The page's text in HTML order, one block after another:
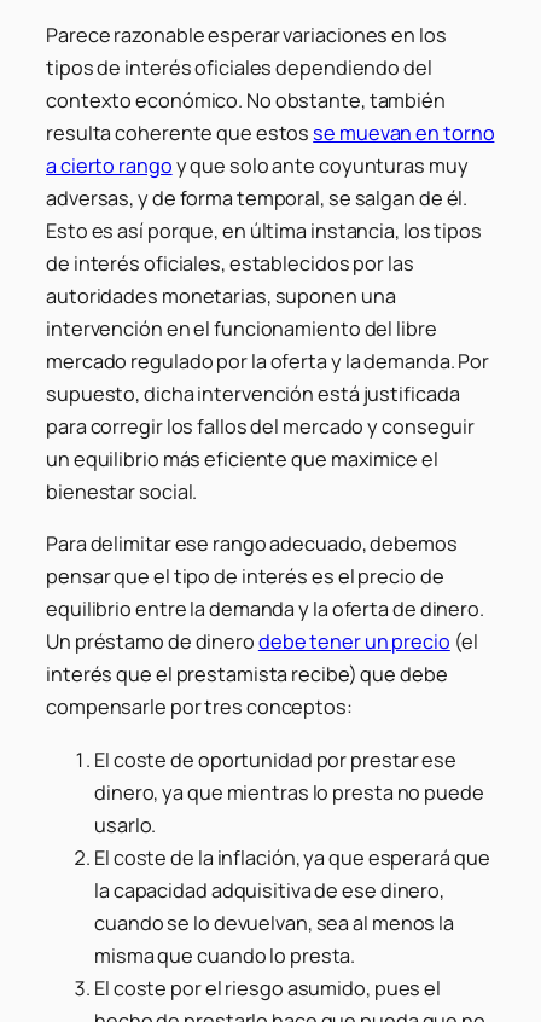
Parece razonable esperar variaciones en los
tipos de interés oficiales dependiendo del
contexto económico. No obstante, también
resulta coherente que estos se muevan en torno
a cierto rangoy que solo ante coyunturas muy
adversas, y de forma temporal, se salgan de él.
Esto es así porque, en última instancia, los tipos
de interés oficiales, establecidos por las
autoridades monetarias, suponen una
intervención en el funcionamiento del libre
mercado regulado por la oferta y la demanda. Por
supuesto, dicha intervención está justificada
para corregir los fallos del mercado y conseguir
un equilibrio más eficiente que maximice el
bienestar social.
Para delimitar ese rango adecuado, debemos
pensar que el tipo de interés es el precio de
equilibrio entre la demanda y la oferta de dinero.
Un préstamo de dinerodebe tener un precio (el
interés que el prestamista recibe) que debe
compensarle por tres conceptos:
El coste de oportunidad por prestar ese
dinero, ya que mientras lo presta no puede
usarlo.
El coste de la inflación, ya que esperará que
la capacidad adquisitiva de ese dinero,
cuando se lo devuelvan, sea al menos la
misma que cuando lo presta.
El coste por el riesgo asumido, pues el